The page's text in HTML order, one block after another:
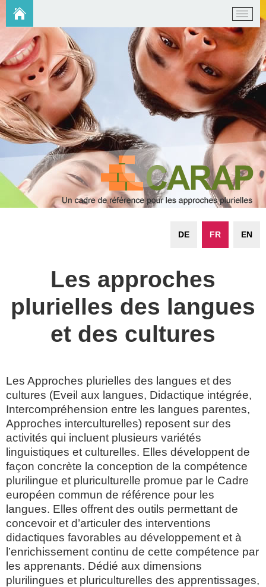
EN
FR
DE
Les approches
plurielles des langues
et des cultures
Les Approches plurielles des langues et des
cultures (Eveil aux langues, Didactique intégrée,
Intercompréhension entre les langues parentes,
Approches interculturelles) reposent sur des
activités qui incluent plusieurs variétés
linguistiques et culturelles. Elles développent de
façon concrète la conception de la compétence
plurilingue et pluriculturelle promue par le Cadre
européen commun de référence pour les
langues. Elles offrent des outils permettant de
concevoir et d’articuler des interventions
didactiques favorables au développement et à
l’enrichissement continu de cette compétence par
les apprenants. Dédié aux dimensions
plurilingues et pluriculturelles des apprentissages,